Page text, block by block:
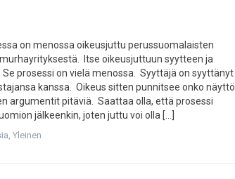
on menossa oikeusjuttu perussuomalaisten
Itse oikeusjuttuun syytteen ja
prosessi on vielä menossa. Syyttäjä on syyttänyt
kanssa. Oikeus sitten punnitsee onko näyttö
argumentit pitäviä. Saattaa olla, että prosessi
jälkeenkin, joten juttu voi olla […]
,Yleinen